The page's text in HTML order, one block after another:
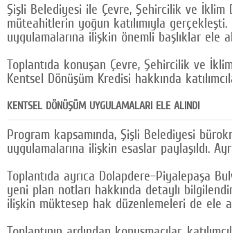
Şişli Belediyesi ile Çevre, Şehircilik ve İklim
müteahitlerin yoğun katılımıyla
uygulamalarına ilişkin önemli başlıklar ele
Toplantıda konuşan Çevre, Şehircilik ve
Kentsel Dönüşüm Kredisi hakkında
KENTSEL DÖNÜŞÜM UYGULAMALARI ELE ALINDI
Program kapsamında, Şişli Belediyesi
uygulamalarına ilişkin esaslar paylaşıldı.
Toplantıda ayrıca Dolapdere–Piyalepaşa
yeni plan notları hakkında detaylı
ilişkin müktesep hak düzenlemeleri de ele